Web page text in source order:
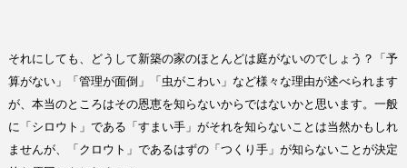
それにしても、どうして新築の家のほとんどは庭がないのでしょう？「予
算がない」「管理が面倒」「虫がこわい」など様々な理由が述べられます
が、本当のところはその恩恵を知らないからではないかと思います。一般
に「シロウト」である「すまい手」がそれを知らないことは当然かもしれ
ませんが、「クロウト」であるはずの「つくり手」が知らないことが決定